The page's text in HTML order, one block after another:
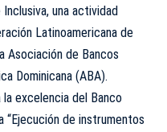
una actividad
Latinoamericana de
Asociación de Bancos
Dominicana (ABA).
excelencia del Banco
“Ejecución de instrumentos